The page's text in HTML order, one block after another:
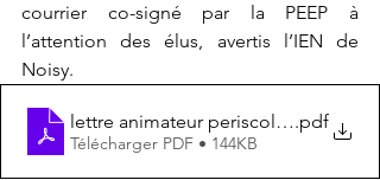
courrier co-signé par la PEEP à
l’attention des élus, avertis l’IEN de
Noisy.
lettre animateur periscolaire FCPE
.pdf
Télécharger PDF • 144KB